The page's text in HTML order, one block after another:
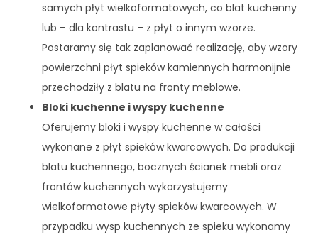
samych płyt wielkoformatowych, co blat kuchenny
lub – dla kontrastu – z płyt o innym wzorze.
Postaramy się tak zaplanować realizację, aby wzory
powierzchni płyt spieków kamiennych harmonijnie
przechodziły z blatu na fronty meblowe.
Bloki kuchenne i wyspy kuchenne
Oferujemy bloki i wyspy kuchenne w całości
wykonane z płyt spieków kwarcowych. Do produkcji
blatu kuchennego, bocznych ścianek mebli oraz
frontów kuchennych wykorzystujemy
wielkoformatowe płyty spieków kwarcowych. W
przypadku wysp kuchennych ze spieku wykonamy